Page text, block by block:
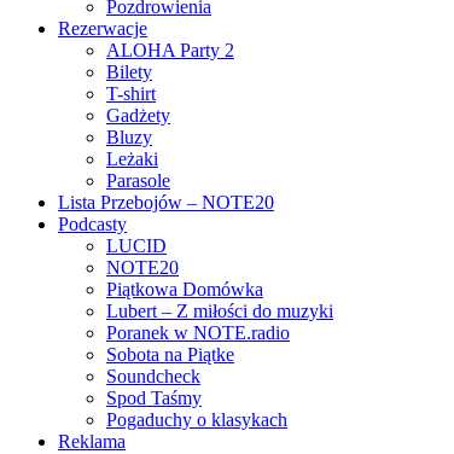
Pozdrowienia
Rezerwacje
ALOHA Party 2
Bilety
T-shirt
Gadżety
Bluzy
Leżaki
Parasole
Lista Przebojów – NOTE20
Podcasty
LUCID
NOTE20
Piątkowa Domówka
Lubert – Z miłości do muzyki
Poranek w NOTE.radio
Sobota na Piątke
Soundcheck
Spod Taśmy
Pogaduchy o klasykach
Reklama